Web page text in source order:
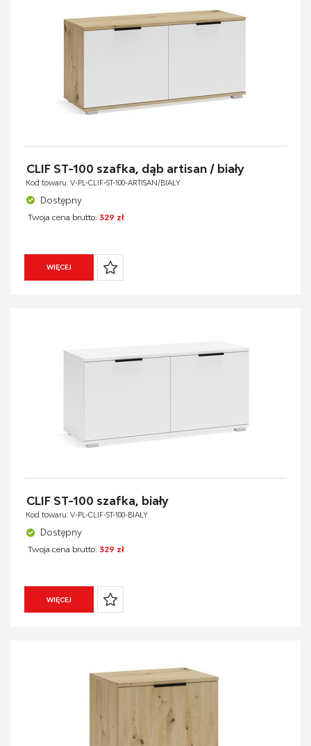
CLIF ST-100 szafka, dąb artisan / biały
Kod towaru: V-PL-CLIF-ST-100-ARTISAN/BIAŁY
Dostępny
Twoja cena brutto: 329 zł
WIĘCEJ
CLIF ST-100 szafka, biały
Kod towaru: V-PL-CLIF-ST-100-BIAŁY
Dostępny
Twoja cena brutto: 329 zł
WIĘCEJ